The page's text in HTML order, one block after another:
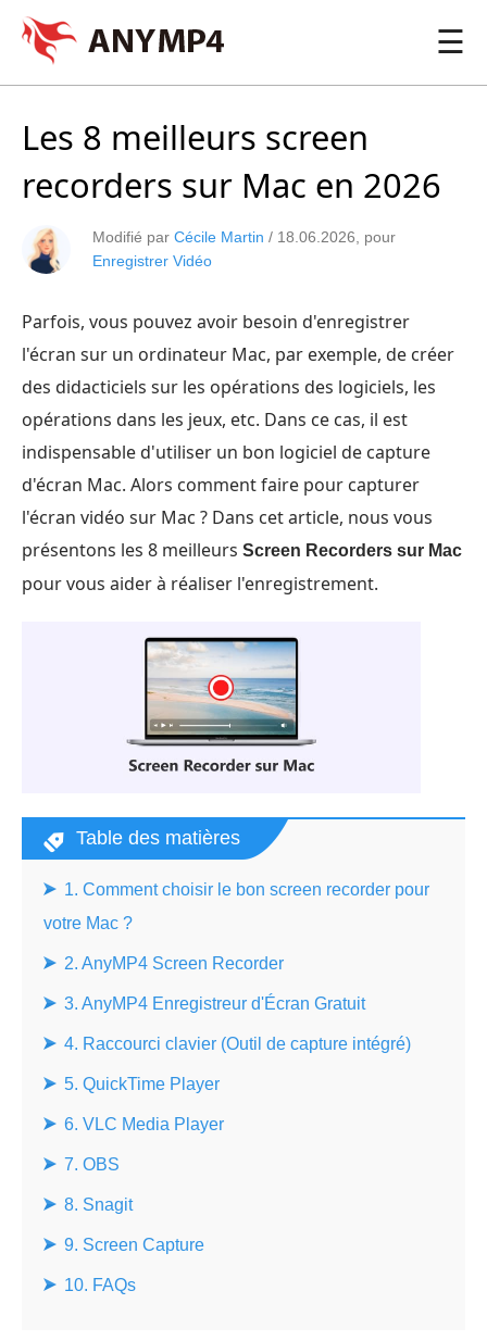
☰
Les 8 meilleurs screen
recorders sur Mac en 2026
Modifié par Cécile Martin / 18.06.2026 , pour
Enregistrer Vidéo
Parfois, vous pouvez avoir besoin d'enregistrer
l'écran sur un ordinateur Mac, par exemple, de créer
des didacticiels sur les opérations des logiciels, les
opérations dans les jeux, etc. Dans ce cas, il est
indispensable d'utiliser un bon logiciel de capture
d'écran Mac. Alors comment faire pour capturer
l'écran vidéo sur Mac ? Dans cet article, nous vous
présentons les 8 meilleurs Screen Recorders sur Mac
pour vous aider à réaliser l'enregistrement.
Table des matières
1. Comment choisir le bon screen recorder pour
votre Mac ?
2. AnyMP4 Screen Recorder
3. AnyMP4 Enregistreur d'Écran Gratuit
4. Raccourci clavier (Outil de capture intégré)
5. QuickTime Player
6. VLC Media Player
7. OBS
8. Snagit
9. Screen Capture
10. FAQs